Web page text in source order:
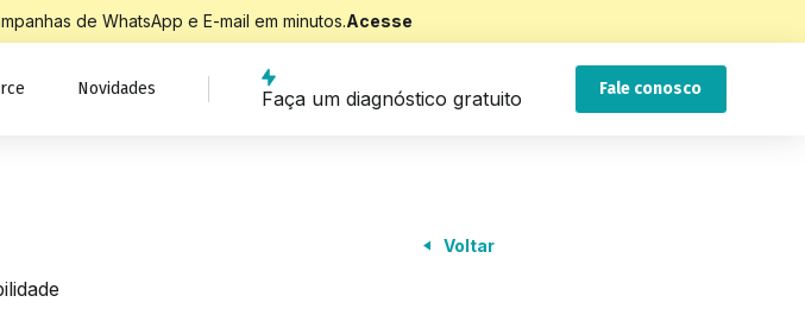
de WhatsApp e E-mail em minutos.Acesse
Novidades Faça um diagnóstico gratuito Fale conosco
Voltar